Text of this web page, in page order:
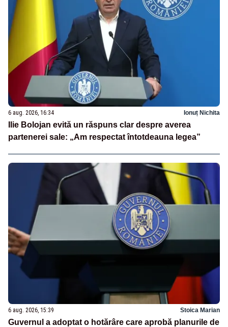
6 aug. 2026, 16:34 Ionuț Nichita
Ilie Bolojan evită un răspuns clar despre averea
partenerei sale: „Am respectat întotdeauna legea”
6 aug. 2026, 15:39 Stoica Marian
Guvernul a adoptat o hotărâre care aprobă planurile de